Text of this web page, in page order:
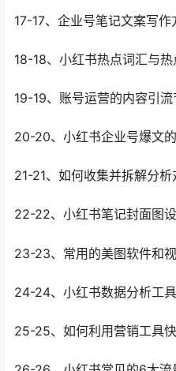
17-17、企业号笔记文案写作
18-18、小红书热点词汇与
19-19、账号运营的内容引流
20-20、小红书企业号爆文
21-21、如何收集并拆解分析
22-22、小红书笔记封面图
23-23、常用的美图软件和
24-24、小红书数据分析工
25-25、如何利用营销工具